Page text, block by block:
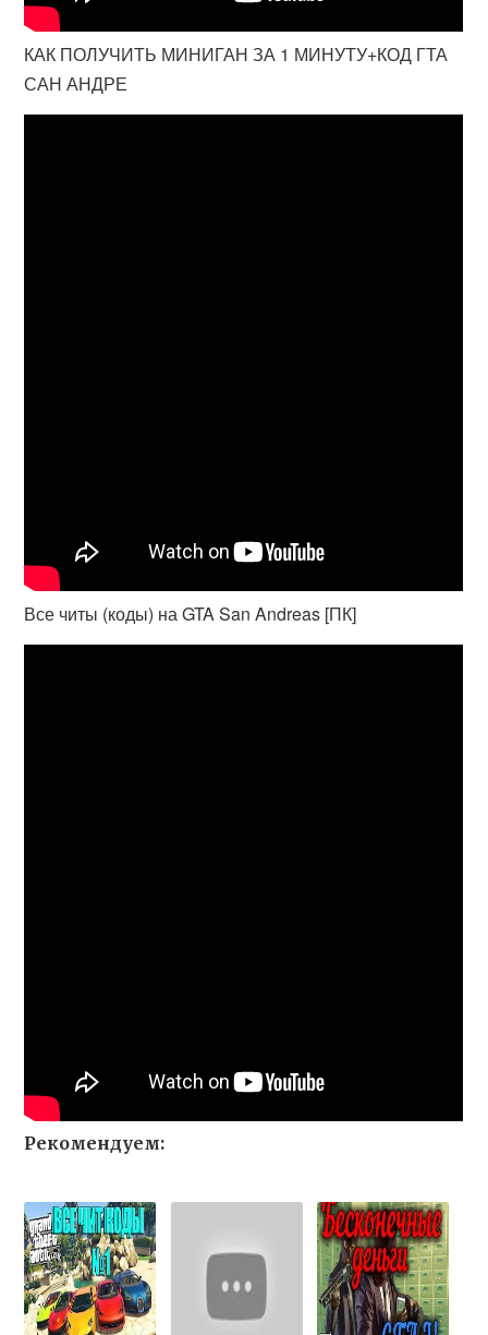
КАК ПОЛУЧИТЬ МИНИГАН ЗА 1 МИНУТУ+КОД ГТА
САН АНДРЕ
Все читы (коды) на GTA San Andreas [ПК]
Рекомендуем: